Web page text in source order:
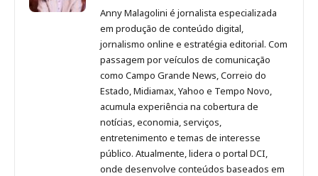
Malagolini
no
Pinterest
Malagolini
no
LinkedIn
Malagolini
no
Instagram
Malagolini
no
Facebook
de
Anny
Malagolini
Anny Malagolini é jornalista especializada
em produção de conteúdo digital,
jornalismo online e estratégia editorial. Com
passagem por veículos de comunicação
como Campo Grande News, Correio do
Estado, Midiamax, Yahoo e Tempo Novo,
acumula experiência na cobertura de
notícias, economia, serviços,
entretenimento e temas de interesse
público. Atualmente, lidera o portal DCI,
onde desenvolve conteúdos baseados em